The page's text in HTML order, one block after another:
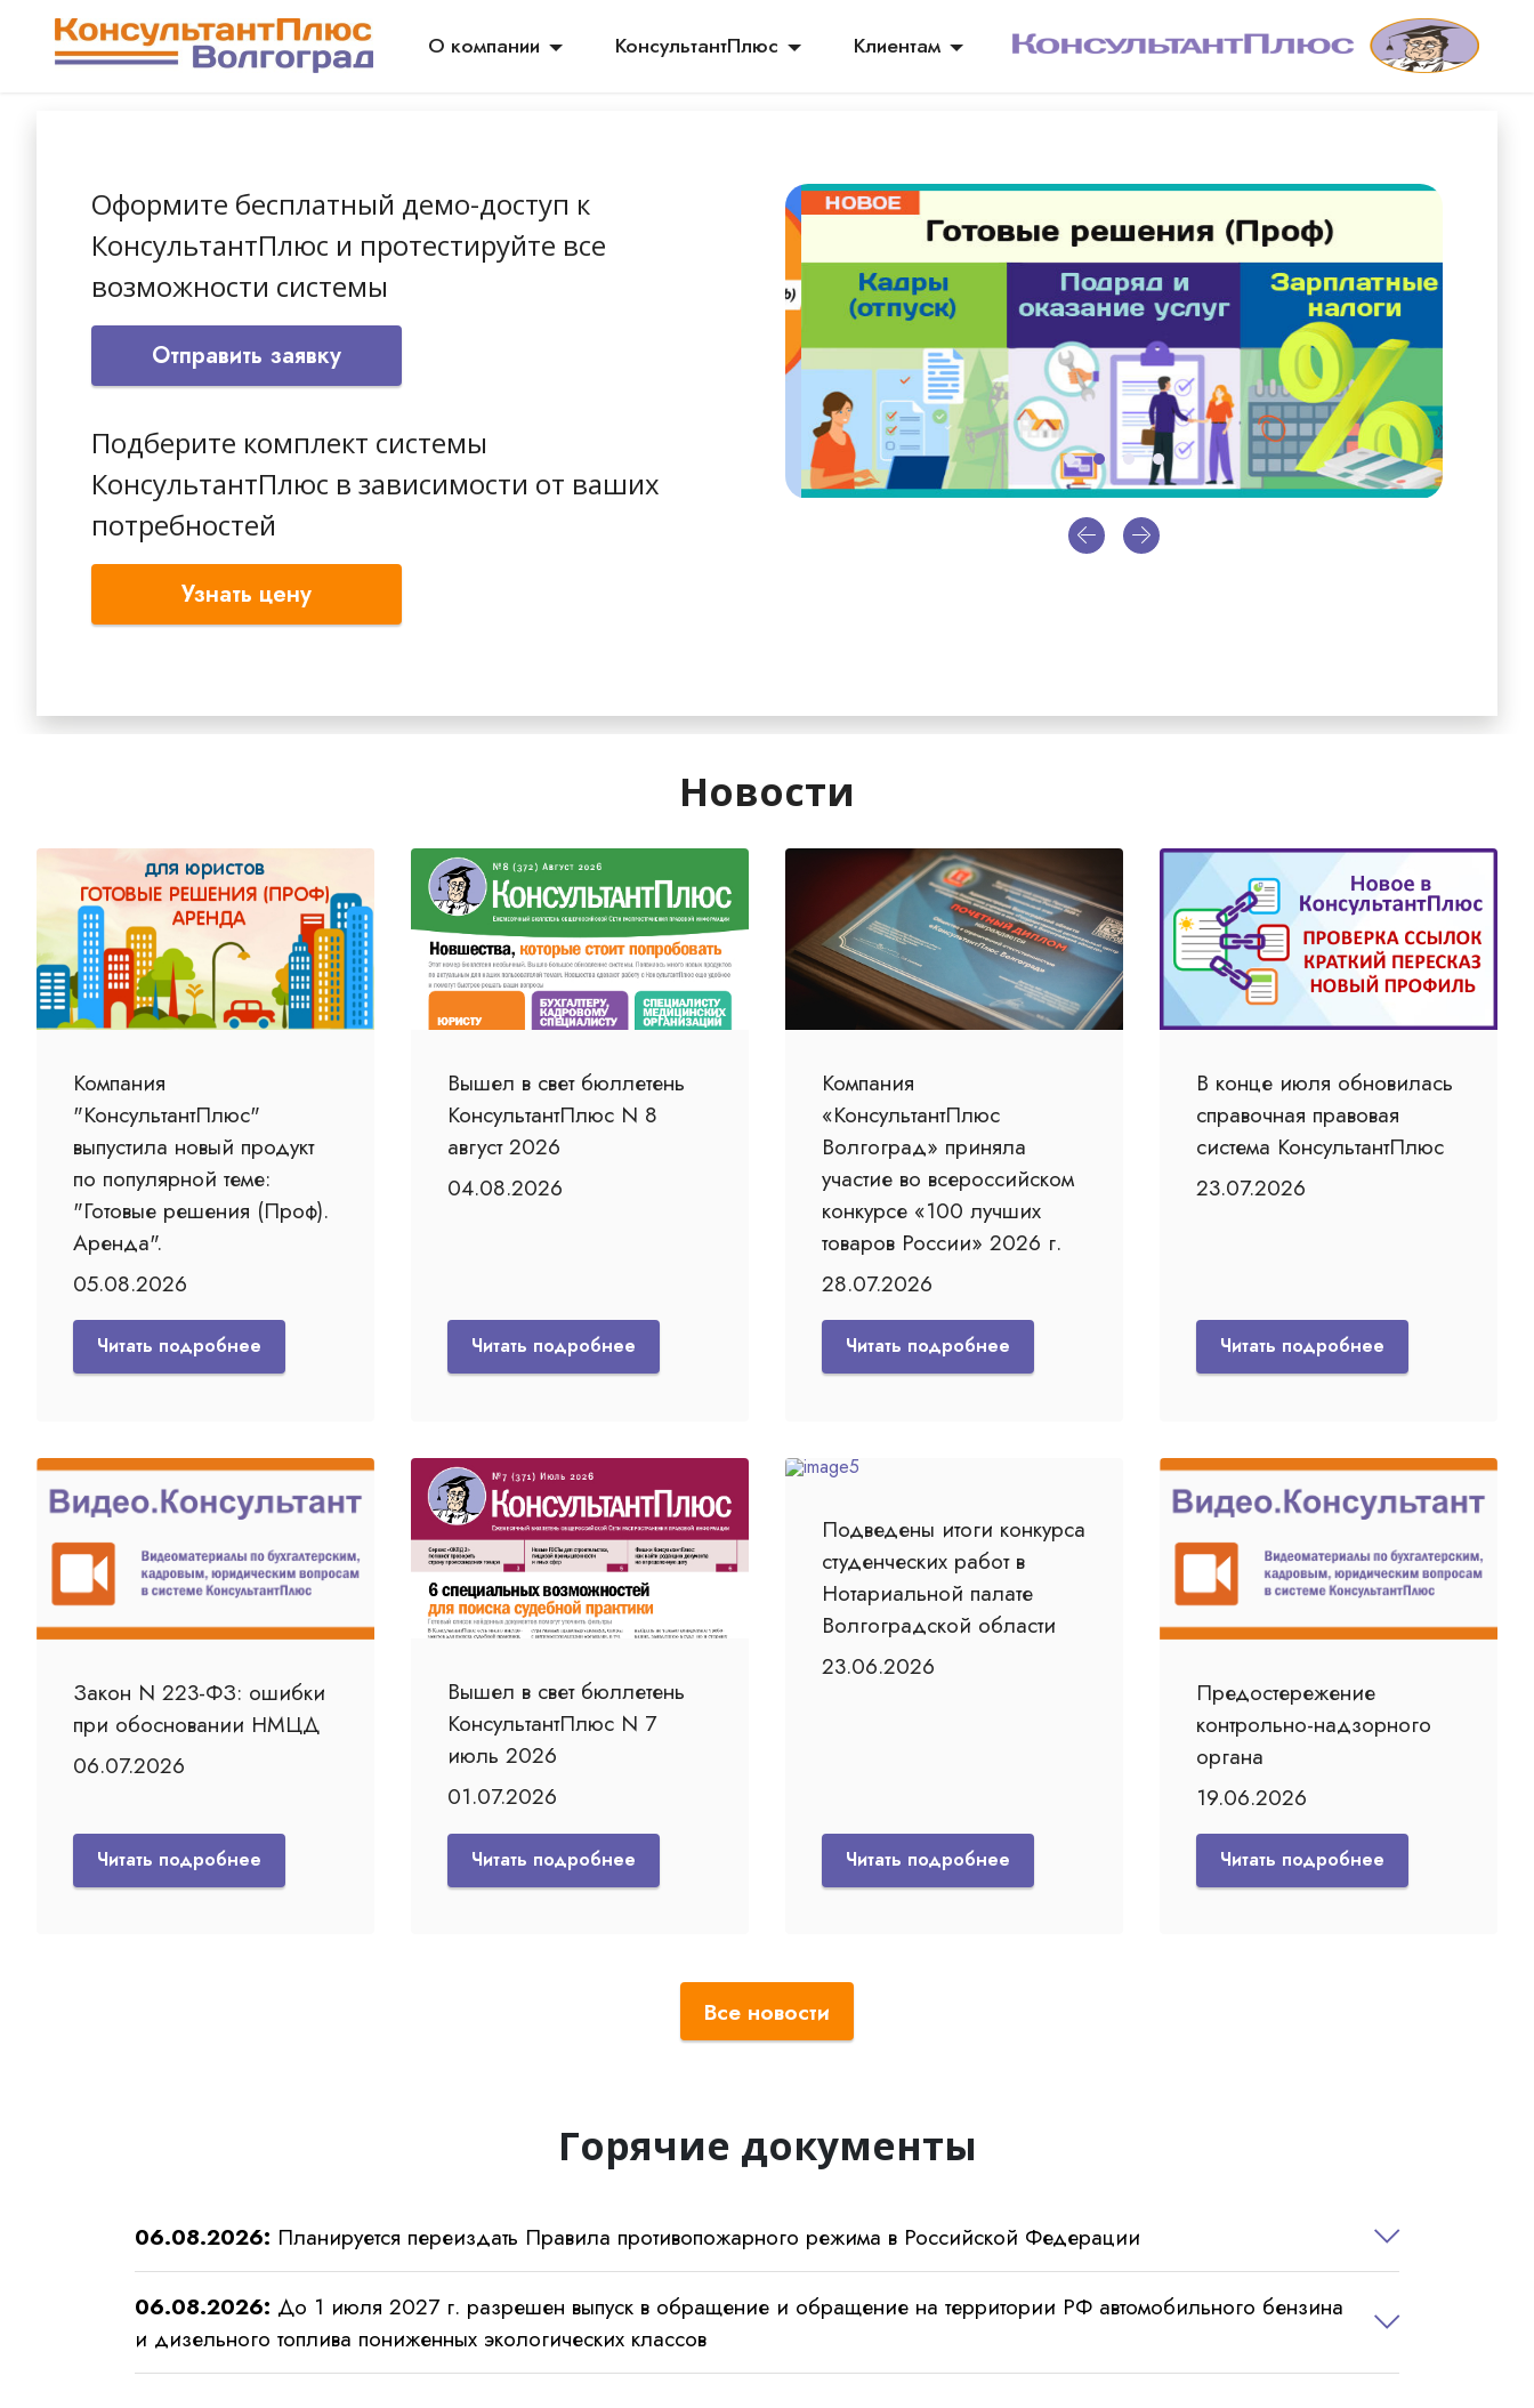
О компании КонсультантПлюс Клиентам
Оформите бесплатный демо-доступ к
КонсультантПлюс и протестируйте все
возможности системы
Отправить заявку
Подберите комплект системы
КонсультантПлюс в зависимости от ваших
потребностей
Узнать цену
Новости
Компания
"КонсультантПлюс"
выпустила новый продукт
по популярной теме:
"Готовые решения (Проф).
Аренда".
05.08.2026
Читать подробнее
Вышел в свет бюллетень
КонсультантПлюс N 8
август 2026
04.08.2026
Читать подробнее
Компания
«КонсультантПлюс
Волгоград» приняла
участие во всероссийском
конкурсе «100 лучших
товаров России» 2026 г.
28.07.2026
Читать подробнее
В конце июля обновилась
справочная правовая
система КонсультантПлюс
23.07.2026
Читать подробнее
Закон N 223-ФЗ: ошибки
при обосновании НМЦД
06.07.2026
Читать подробнее
Вышел в свет бюллетень
КонсультантПлюс N 7
июль 2026
01.07.2026
Читать подробнее
Подведены итоги конкурса
студенческих работ в
Нотариальной палате
Волгоградской области
23.06.2026
Читать подробнее
Предостережение
контрольно-надзорного
органа
19.06.2026
Читать подробнее
Все новости
Горячие документы
06.08.2026: Планируется переиздать Правила противопожарного режима в Российской Федерации
06.08.2026: До 1 июля 2027 г. разрешен выпуск в обращение и обращение на территории РФ автомобильного бензина
и дизельного топлива пониженных экологических классов